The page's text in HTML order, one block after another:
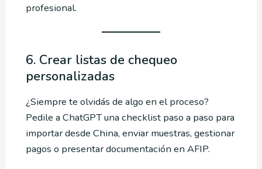
profesional.
6. Crear listas de chequeo
personalizadas
¿Siempre te olvidás de algo en el proceso?
Pedile a ChatGPT una checklist paso a paso para
importar desde China, enviar muestras, gestionar
pagos o presentar documentación en AFIP.